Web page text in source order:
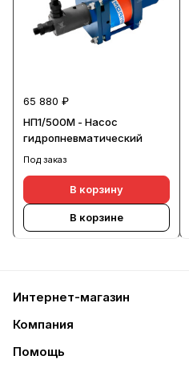
65 880 ₽
НП1/500М - Насос
гидропневматический
Под заказ
В корзину
В корзине
Интернет-магазин
Компания
Помощь